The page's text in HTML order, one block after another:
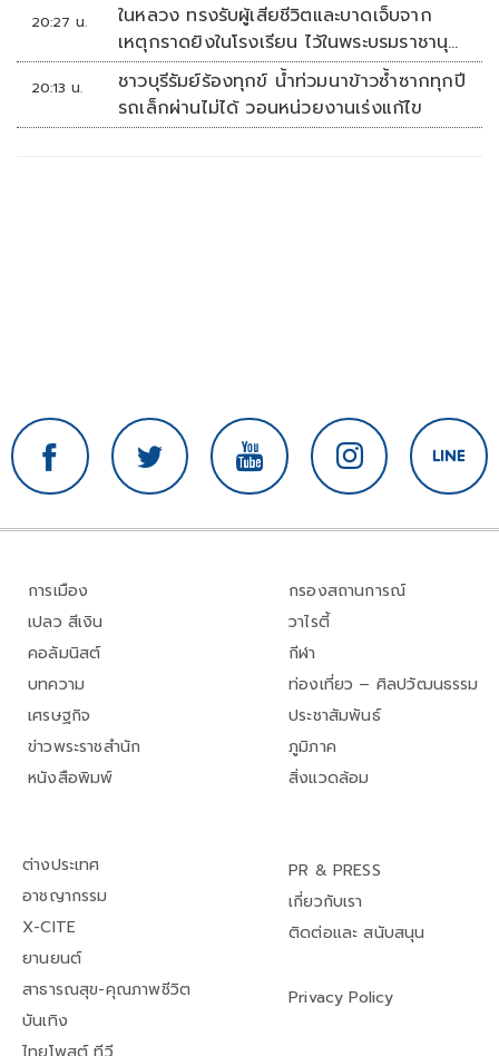
20:27 น.
ในหลวง ทรงรับผู้เสียชีวิตและบาดเจ็บจาก
เหตุกราดยิงในโรงเรียน ไว้ในพระบรมราชานุ
เคราะห์
20:13 น.
ชาวบุรีรัมย์ร้องทุกข์ น้ำท่วมนาข้าวซ้ำซากทุกปี
รถเล็กผ่านไม่ได้ วอนหน่วยงานเร่งแก้ไข
การเมือง
เปลว สีเงิน
คอลัมนิสต์
บทความ
เศรษฐกิจ
ข่าวพระราชสำนัก
หนังสือพิมพ์
กรองสถานการณ์
วาไรตี้
กีฬา
ท่องเที่ยว – ศิลปวัฒนธรรม
ประชาสัมพันธ์
ภูมิภาค
สิ่งแวดล้อม
ต่างประเทศ
อาชญากรรม
X-CITE
ยานยนต์
สาธารณสุข-คุณภาพชีวิต
บันเทิง
PR & PRESS
เกี่ยวกับเรา
ติดต่อและ สนับสนุน
Privacy Policy